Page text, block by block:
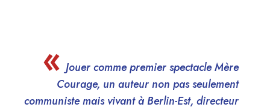
Jouer comme premier spectacleMère
Courage, un auteur non pas seulement
communiste mais vivant à Berlin-Est, directeur